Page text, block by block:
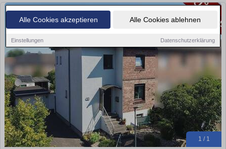
Alle Cookies akzeptieren Alle Cookies ablehnen
Einstellungen Datenschutzerklärung
1 / 1